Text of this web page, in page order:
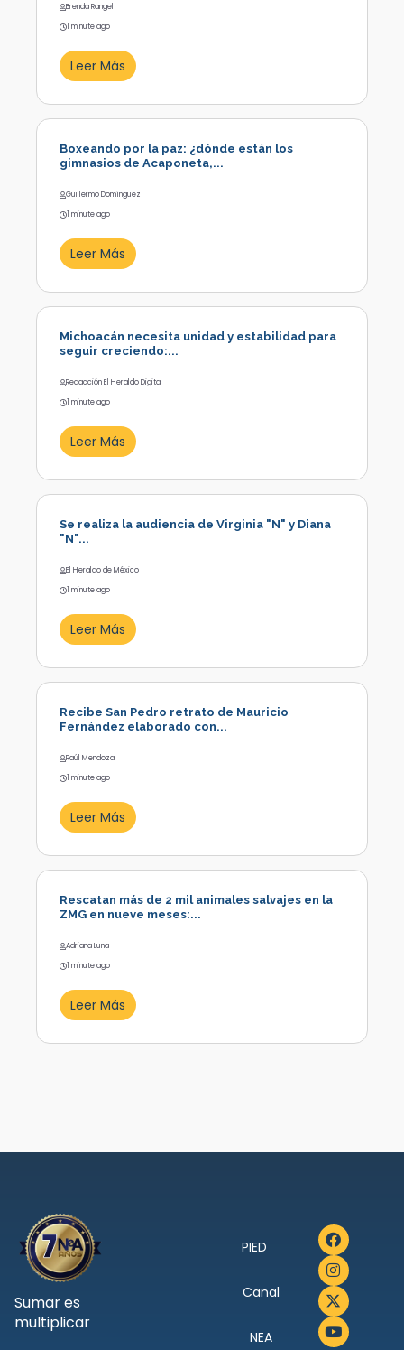
Brenda Rangel
1 minute ago
Leer Más
Boxeando por la paz: ¿dónde están los
gimnasios de Acaponeta,...
Guillermo Domínguez
1 minute ago
Leer Más
Michoacán necesita unidad y estabilidad para
seguir creciendo:...
Redacción El Heraldo Digital
1 minute ago
Leer Más
Se realiza la audiencia de Virginia "N" y Diana
"N"...
El Heraldo de México
1 minute ago
Leer Más
Recibe San Pedro retrato de Mauricio
Fernández elaborado con...
Raúl Mendoza
1 minute ago
Leer Más
Rescatan más de 2 mil animales salvajes en la
ZMG en nueve meses:...
Adriana Luna
1 minute ago
Leer Más
Sumar es
multiplicar
PIED
Canal
NEA